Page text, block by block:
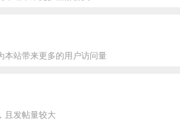
本站带来更多的用户访问量
且发帖量较大